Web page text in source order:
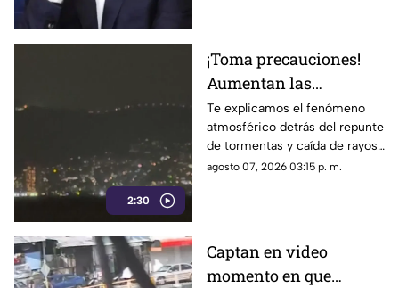
2:30
¡Toma precauciones!
Aumentan las
tormentas eléctricas y
lluvias intensas en
Acapulco
Te explicamos el fenómeno
atmosférico detrás del repunte
de tormentas y caída de rayos
en el puerto.
agosto 07, 2026 03:15 p. m.
Captan en video
momento en que